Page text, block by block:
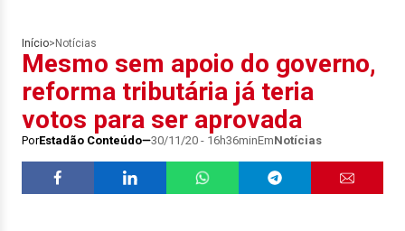
Início> Notícias
Mesmo sem apoio do governo,
reforma tributária já teria
votos para ser aprovada
PorEstadão Conteúdo 30/11/20 - 16h36minEmNotícias